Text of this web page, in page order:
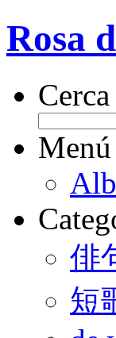
Rosa
Cerca
Menú
俳
短